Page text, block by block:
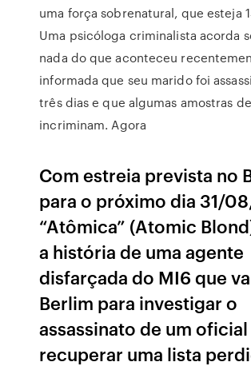
uma força sobrenatural, que esteja
Uma psicóloga criminalista acorda
nada do que aconteceu
informada que seu marido foi
três dias e que algumas amostras
incriminam. Agora
Com estreia prevista no
para o próximo dia 31/
“Atômica” (Atomic
a história de uma agente
disfarçada do MI6 que
Berlim para investigar o
assassinato de um oficial
recuperar uma lista